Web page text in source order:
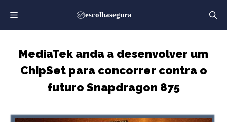
para
o
MediaTek anda a desenvolver um
ChipSet para concorrer contra o
futuro Snapdragon 875